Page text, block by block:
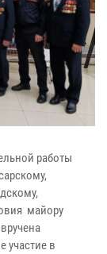
работы
майору
участие в